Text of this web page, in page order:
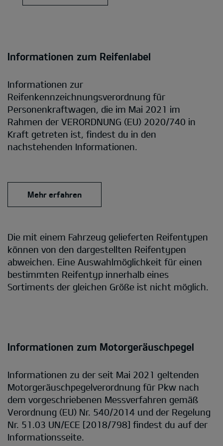
Informationen zum Reifenlabel
Informationen zur
Reifenkennzeichnungsverordnung für
Personenkraftwagen, die im Mai 2021 im
Rahmen der VERORDNUNG (EU) 2020/740 in
Kraft getreten ist, findest du in den
nachstehenden Informationen.
Mehr erfahren
Die mit einem Fahrzeug gelieferten Reifentypen
können von den dargestellten Reifentypen
abweichen. Eine Auswahlmöglichkeit für einen
bestimmten Reifentyp innerhalb eines
Sortiments der gleichen Größe ist nicht möglich.
Informationen zum Motorgeräuschpegel
Informationen zu der seit Mai 2021 geltenden
Motorgeräuschpegelverordnung für Pkw nach
dem vorgeschriebenen Messverfahren gemäß
Verordnung (EU) Nr. 540/2014 und der Regelung
Nr. 51.03 UN/ECE [2018/798] findest du auf der
Informationsseite.